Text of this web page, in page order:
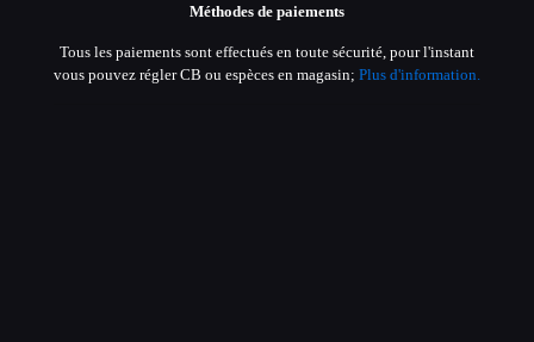
Méthodes de paiements
Tous les paiements sont effectués en toute sécurité, pour l'instant
vous pouvez régler CB ou espèces en magasin; Plus d'information.